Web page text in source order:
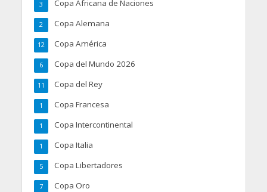
Copa Africana de Naciones
3
Copa Alemana
2
Copa América
12
Copa del Mundo 2026
6
Copa del Rey
11
Copa Francesa
1
Copa Intercontinental
1
Copa Italia
1
Copa Libertadores
5
Copa Oro
7